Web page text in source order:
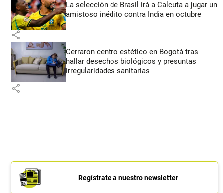
La selección de Brasil irá a Calcuta a jugar un
amistoso inédito contra India en octubre
share
Cerraron centro estético en Bogotá tras
hallar desechos biológicos y presuntas
irregularidades sanitarias
share
Regístrate a nuestro newsletter